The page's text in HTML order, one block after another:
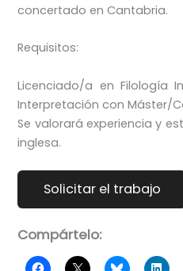
concertado en Cantabria.
Requisitos:
Licenciado/a en Filología
Interpretación con Máster/
Se valorará experiencia y
inglesa.
Compártelo: